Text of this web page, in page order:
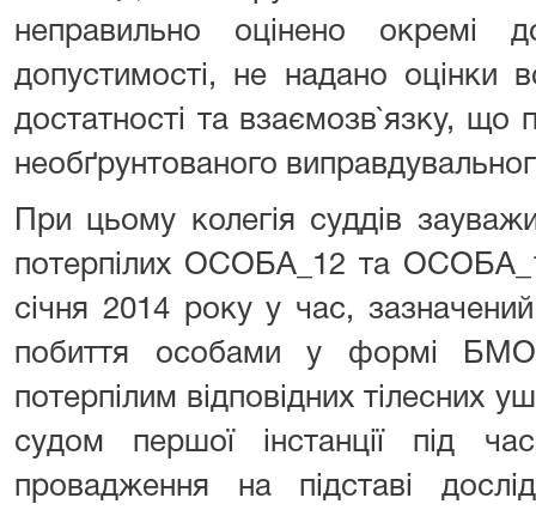
неправильно оцінено окремі
допустимості, не надано оцінки
достатності та взаємозв`язку, що
необґрунтованого
При цьому колегія суддів
потерпілих ОСОБА_12 та
січня 2014 року у час,
побиття особами у формі
потерпілим відповідних тілесних
судом першої інстанції під
провадження на підставі